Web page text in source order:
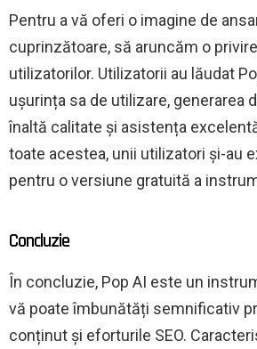
Pentru a vă oferi o imagine de
cuprinzătoare, să aruncăm o
utilizatorilor. Utilizatorii au lăudat
ușurința sa de utilizare, generarea
înaltă calitate și asistența
toate acestea, unii utilizatori și-au
pentru o versiune gratuită a
Concluzie
În concluzie, Pop AI este un
vă poate îmbunătăți semnificativ
conținut și eforturile SEO.